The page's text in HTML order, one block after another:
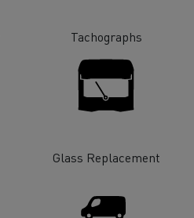
Tachographs
Glass Replacement